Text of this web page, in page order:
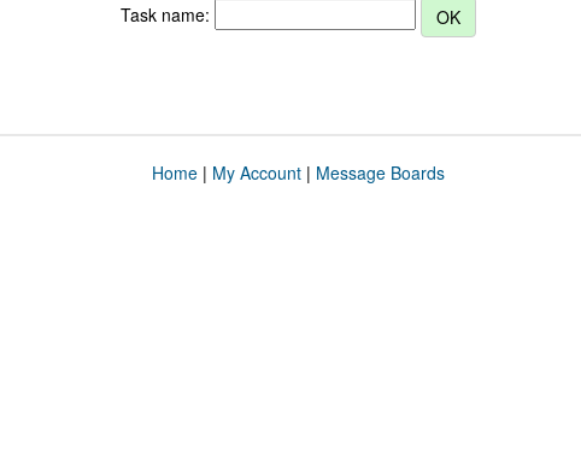
Task name:
Home| My Account| Message Boards